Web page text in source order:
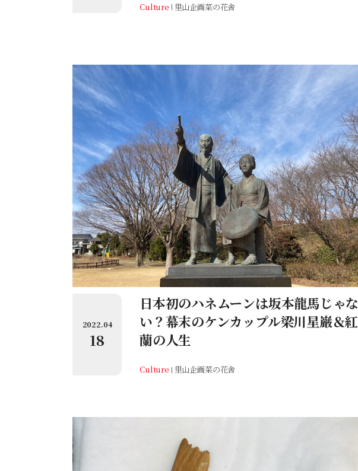
Culture 里山企画菜の花舎
2022.04
18
日本初のハネムーンは坂本龍馬じゃな
い？幕末のケンカップル梁川星巌＆紅
蘭の人生
Culture 里山企画菜の花舎